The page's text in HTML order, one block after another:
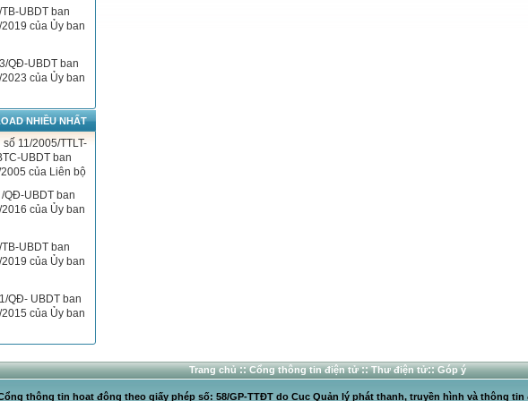
UBDT ban
của Ủy ban
QĐ-UBDT ban
của Ủy ban
NHIỀU NHẤT
11/2005/TTLT-
UBDT ban
của Liên bộ
QĐ-UBDT ban
của Ủy ban
UBDT ban
của Ủy ban
QĐ- UBDT ban
của Ủy ban
Trang chủ:: Cổng thông tin điện tử:: Thư điện tử:: Góp ý
thông tin hoạt động theo giấy phép số: 58/GP-TTĐT do Cục Quản lý phát thanh, truyền hình và thông tin